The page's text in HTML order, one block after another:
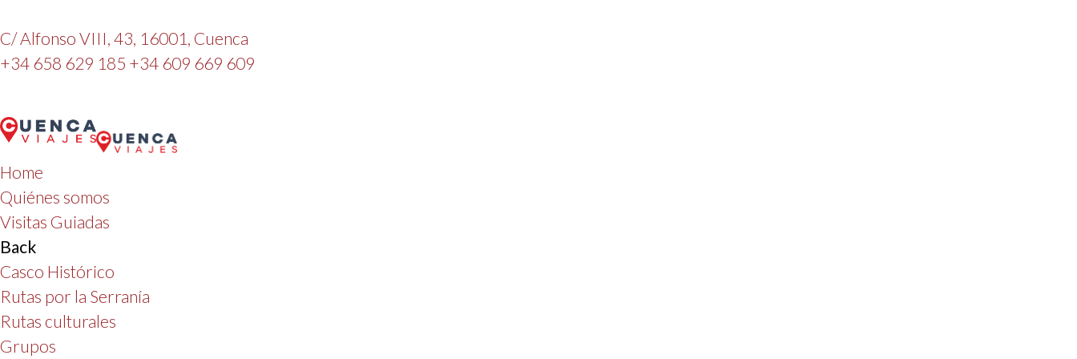
C/ Alfonso VIII, 43, 16001, Cuenca
+34 658 629 185 +34 609 669 609
Home
Quiénes somos
Visitas Guiadas
Back
Casco Histórico
Rutas por la Serranía
Rutas culturales
Grupos